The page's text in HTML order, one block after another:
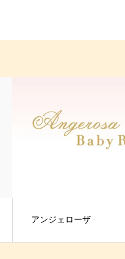
アンジェローザ